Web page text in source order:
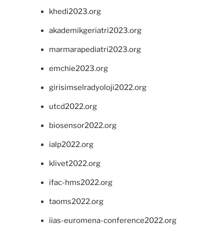
khedi2023.org
akademikgeriatri2023.org
marmarapediatri2023.org
emchie2023.org
girisimselradyoloji2022.org
utcd2022.org
biosensor2022.org
ialp2022.org
klivet2022.org
ifac-hms2022.org
taoms2022.org
iias-euromena-conference2022.org